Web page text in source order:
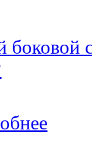
боковой